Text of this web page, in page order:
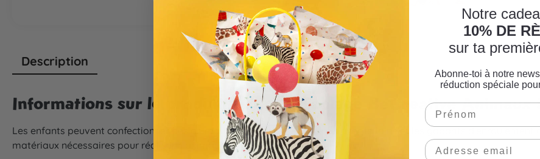
Description
Informations sur le produit "Kit de bricolage BeCreative Animaux
Les enfants peuvent confectionner des animaux tout ronds et tout doux avec la laine et les gabarits d'enroulement
matériaux nécessaires pour réaliser 3 animaux en pompon.
Notre
10% DE
sur ta
Abonne-toi à notre
réduction spéciale